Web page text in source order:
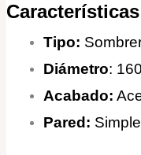
Características
Tipo:
Diámetro:
Acabado:
Pared: Simple